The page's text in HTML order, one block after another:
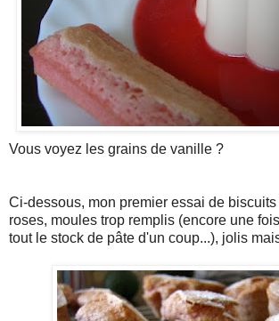
Vous voyez les grains de vanille ?
Ci-dessous, mon premier essai de
roses, moules trop remplis (encore une
tout le stock de pâte d'un coup...), jolis